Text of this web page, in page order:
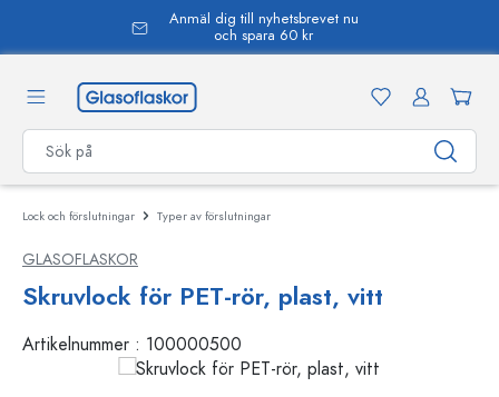
Anmäl dig till nyhetsbrevet nu
och spara 60 kr
Lock och förslutningar Typer av förslutningar
GLASOFLASKOR
Skruvlock för PET-rör, plast, vitt
Artikelnummer : 100000500